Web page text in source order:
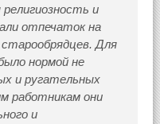
и
отпечаток на
Для
нормой не
и ругательных
работникам они
и